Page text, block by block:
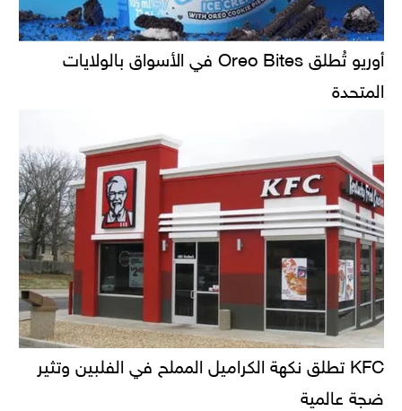
أوريو تُطلق Oreo Bites في الأسواق بالولايات
المتحدة
KFC تطلق نكهة الكراميل المملح في الفلبين وتثير
ضجة عالمية